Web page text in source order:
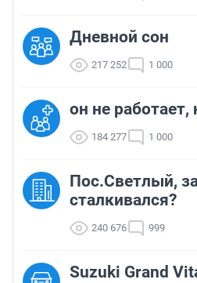
Дневной сон
217 252 1 000
он не работает,
184 277 1 000
Пос.Светлый,
сталкивался?
240 676 999
Suzuki Grand